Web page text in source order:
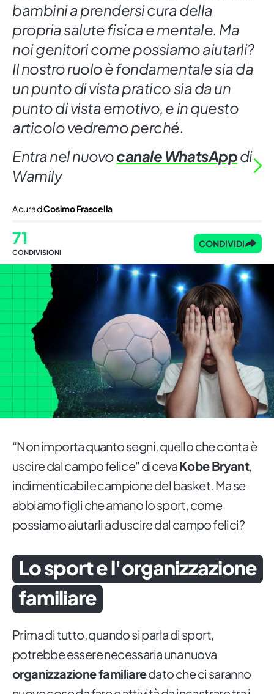
bambini a prendersi cura della
propria salute fisica e mentale. Ma
noi genitori come possiamo aiutarli?
Il nostro ruolo è fondamentale sia da
un punto di vista pratico sia da un
punto di vista emotivo, e in questo
articolo vedremo perché.
Entra nel nuovocanale WhatsAppdi
Wamily
A cura diCosimo Frascella
71
CONDIVISIONI
CONDIVIDI
“Non importa quanto segni, quello che conta è
uscire dal campo felice" dicevaKobe Bryant,
indimenticabile campione del basket. Ma se
abbiamo figli che amano lo sport, come
possiamo aiutarli ad uscire dal campo felici?
Lo sport e l'organizzazione
familiare
Prima di tutto, quando si parla di sport,
potrebbe essere necessaria una nuova
organizzazione familiaredato che ci saranno